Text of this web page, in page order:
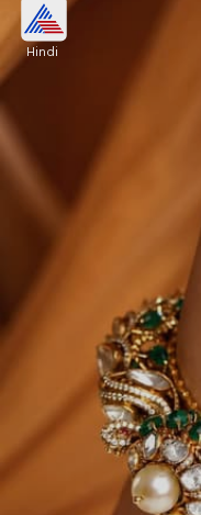
साउथ
साउथ इंडियन पोल्की
Image credits:
Hindi